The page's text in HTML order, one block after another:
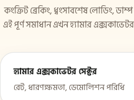
কংক্রিট ব্রেকিং, ধ্বংসাবশেষ লোডিং,
এই পূর্ণ সমাধান এখন হ্যামার
হ্যামার এক্সকাভেটর সেক্টর
রেট, ধারণক্ষমতা, ডেমোলিশন পরিধি